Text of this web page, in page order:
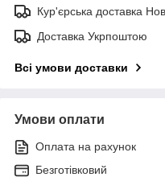
Кур'єрська доставка
Доставка Укрпоштою
Всі умови доставки
Умови оплати
Оплата на рахунок
Безготівковий